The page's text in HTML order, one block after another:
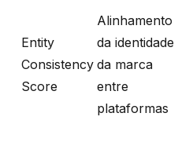
Entity
Consistency
Score
Alinhamento
da identidade
da marca
entre
plataformas